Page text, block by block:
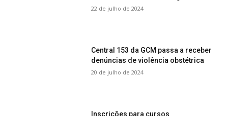
22 de julho de 2024
Central 153 da GCM passa a receber
denúncias de violência obstétrica
20 de julho de 2024
Inscrições para cursos